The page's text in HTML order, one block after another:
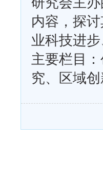
内容，探
业科技进
主要栏目
究、区域